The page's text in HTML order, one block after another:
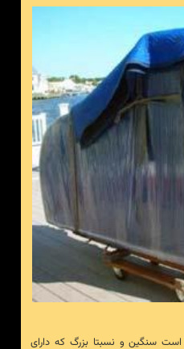
سنگین و نسبتا بزرگ که دارای